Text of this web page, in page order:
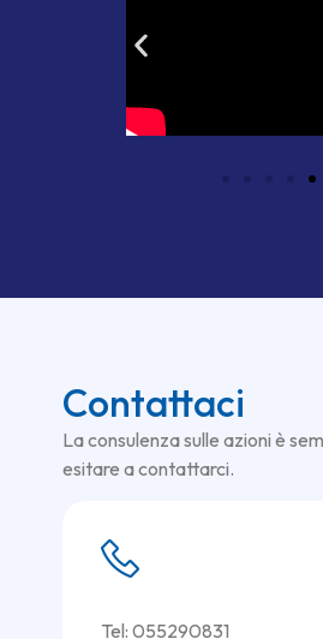
Contattaci
La consulenza sulle azioni è
esitare a contattarci.
Tel: 055290831